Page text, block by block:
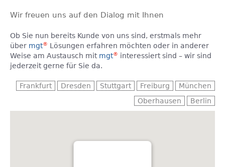
mgt®plan
mgt®tech
mgt®pure
mgt®med
Wir freuen uns auf den Dialog mit Ihnen
Ob Sie nun bereits Kunde von uns sind, erstmals mehr
über mgt® Lösungen erfahren möchten oder in anderer
Weise am Austausch mit mgt® interessiert sind – wir sind
jederzeit gerne für Sie da.